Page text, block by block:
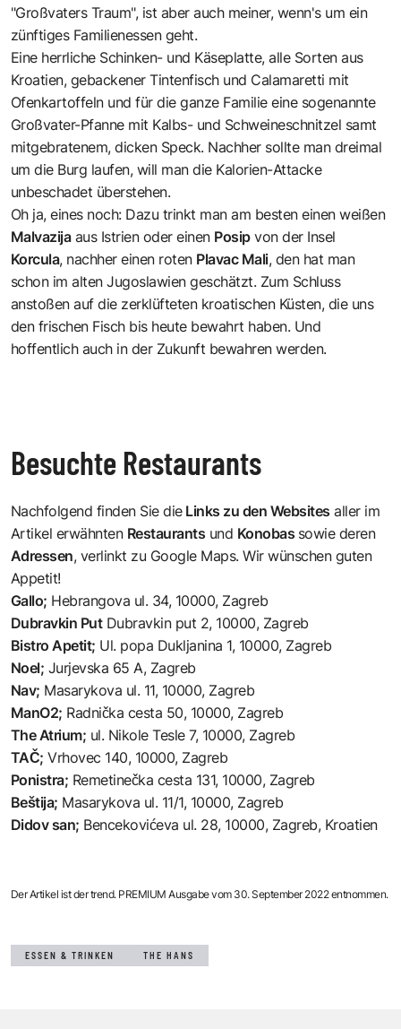
"Großvaters Traum", ist aber auch meiner, wenn's um ein
zünftiges Familienessen geht.
Eine herrliche Schinken- und Käseplatte, alle Sorten aus
Kroatien, gebackener Tintenfisch und Calamaretti mit
Ofenkartoffeln und für die ganze Familie eine sogenannte
Großvater-Pfanne mit Kalbs- und Schweineschnitzel samt
mitgebratenem, dicken Speck. Nachher sollte man dreimal
um die Burg laufen, will man die Kalorien-Attacke
unbeschadet überstehen.
Oh ja, eines noch: Dazu trinkt man am besten einen weißen
Malvazijaaus Istrien oder einen Posip von der Insel
Korcula, nachher einen roten Plavac Mali, den hat man
schon im alten Jugoslawien geschätzt. Zum Schluss
anstoßen auf die zerklüfteten kroatischen Küsten, die uns
den frischen Fisch bis heute bewahrt haben. Und
hoffentlich auch in der Zukunft bewahren werden.
Besuchte Restaurants
Nachfolgend finden Sie die Links zu den Websites aller im
Artikel erwähnten Restaurants und Konobas sowie deren
Adressen, verlinkt zu Google Maps. Wir wünschen guten
Appetit!
Gallo; Hebrangova ul. 34, 10000, Zagreb
Dubravkin Put Dubravkin put 2, 10000, Zagreb
Bistro Apetit; Ul. popa Dukljanina 1, 10000, Zagreb
Noel; Jurjevska 65 A, Zagreb
Nav; Masarykova ul. 11, 10000, Zagreb
ManO2; Radnička cesta 50, 10000, Zagreb
The Atrium; ul. Nikole Tesle 7, 10000, Zagreb
TAČ; Vrhovec 140, 10000, Zagreb
Ponistra; Remetinečka cesta 131, 10000, Zagreb
Beštija; Masarykova ul. 11/1, 10000, Zagreb
Didov san; Bencekovićeva ul. 28, 10000, Zagreb, Kroatien
Der Artikel ist der trend. PREMIUM Ausgabe vom 30. September 2022 entnommen.
ESSEN & TRINKEN THE HANS